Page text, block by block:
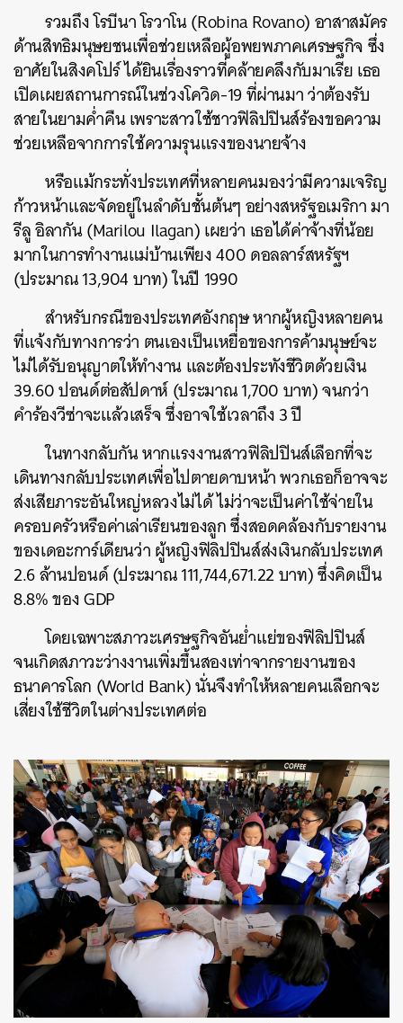
รวมถึง โรบีนา โรวาโน (Robina Rovano) อาสาสมัคร
ด้านสิทธิมนุษยชนเพื่อช่วยเหลือผู้อพยพภาคเศรษฐกิจ ซึ่ง
อาศัยในสิงคโปร์ ได้ยินเรื่องราวที่คล้ายคลึงกับมาเรีย เธอ
เปิดเผยสถานการณ์ในช่วงโควิด-19 ที่ผ่านมา ว่าต้องรับ
สายในยามค่ำคืน เพราะสาวใช้ชาวฟิลิปปินส์ร้องขอความ
ช่วยเหลือจากการใช้ความรุนแรงของนายจ้าง
หรือแม้กระทั่งประเทศที่หลายคนมองว่ามีความเจริญ
ก้าวหน้าและจัดอยู่ในลำดับชั้นต้นๆ อย่างสหรัฐอเมริกา มา
รีลู อิลากัน (Marilou Ilagan) เผยว่า เธอได้ค่าจ้างที่น้อย
มากในการทำงานแม่บ้านเพียง 400 ดอลลาร์สหรัฐฯ
(ประมาณ 13,904 บาท) ในปี 1990
สำหรับกรณีของประเทศอังกฤษ หากผู้หญิงหลายคน
ที่แจ้งกับทางการว่า ตนเองเป็นเหยื่อของการค้ามนุษย์จะ
ไม่ได้รับอนุญาตให้ทำงาน และต้องประทังชีวิตด้วยเงิน
39.60 ปอนด์ต่อสัปดาห์ (ประมาณ 1,700 บาท) จนกว่า
คำร้องวีซ่าจะแล้วเสร็จ ซึ่งอาจใช้เวลาถึง 3 ปี
ในทางกลับกัน หากแรงงานสาวฟิลิปปินส์เลือกที่จะ
เดินทางกลับประเทศเพื่อไปตายดาบหน้า พวกเธอก็อาจจะ
ส่งเสียภาระอันใหญ่หลวงไม่ได้ ไม่ว่าจะเป็นค่าใช้จ่ายใน
ครอบครัวหรือค่าเล่าเรียนของลูก ซึ่งสอดคล้องกับรายงาน
ของเดอะการ์เดียนว่า ผู้หญิงฟิลิปปินส์ส่งเงินกลับประเทศ
2.6 ล้านปอนด์ (ประมาณ111,744,671.22 บาท)ซึ่งคิดเป็น
8.8% ของ GDP
โดยเฉพาะสภาวะเศรษฐกิจอันย่ำแย่ของฟิลิปปินส์
จนเกิดสภาวะว่างงานเพิ่มขึ้นสองเท่าจากรายงานของ
ธนาคารโลก (World Bank) นั่นจึงทำให้หลายคนเลือกจะ
เสี่ยงใช้ชีวิตในต่างประเทศต่อ